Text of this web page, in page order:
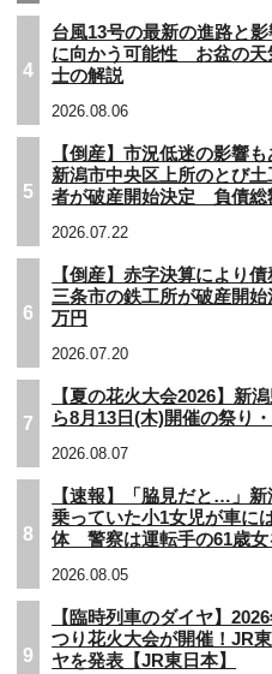
4
台風13号の最新の進路と
に向かう可能性 お盆の
士の解説
2026.08.06
5
【倒産】市況低迷の影響
新潟市中央区上所のとび
者が破産開始決定 負債総
2026.07.22
6
【倒産】赤字決算により
三条市の鉄工所が破産開
万円
2026.07.20
7
【夏の花火大会2026】新
ら8月13日(木)開催の祭り
2026.08.07
8
【速報】「脇見だと…」
乗っていた小1女児が車に
体 警察は運転手の61歳女
2026.08.05
9
【臨時列車のダイヤ】
つり花火大会が開催！JR
ヤを発表【JR東日本】